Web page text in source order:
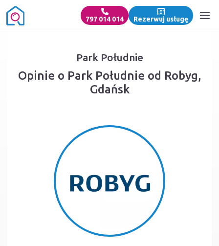
797 014 014 Rezerwuj usługę
Park Południe
Opinie o Park Południe od Robyg,
Gdańsk